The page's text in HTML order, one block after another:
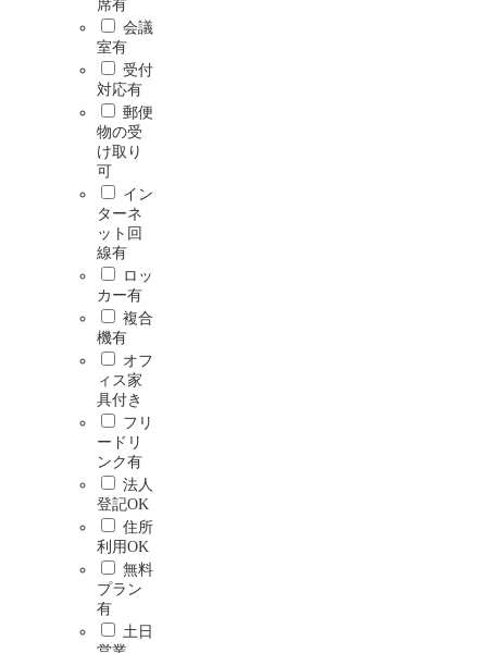
席有
会議
室有
受付
対応有
郵便
物の受
け取り
可
イン
ターネ
ット回
線有
ロッ
カー有
複合
機有
オフ
ィス家
具付き
フリ
ードリ
ンク有
法人
登記OK
住所
利用OK
無料
プラン
有
土日